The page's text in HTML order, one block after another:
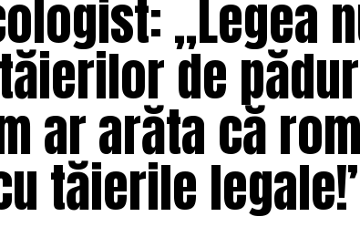
„Legea
de
ar arăta că
tăierile